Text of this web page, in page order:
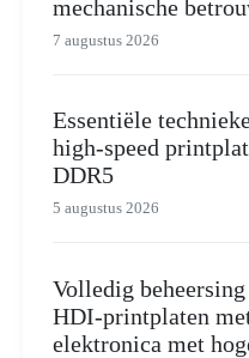
mechanische
7 augustus 2026
Essentiële
high-speed
DDR5
5 augustus 2026
Volledig
HDI-printplaten
elektronica met